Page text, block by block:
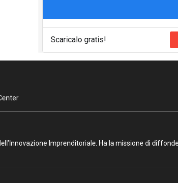
Scaricalo gratis!
Imprenditoriale. Ha la missione di